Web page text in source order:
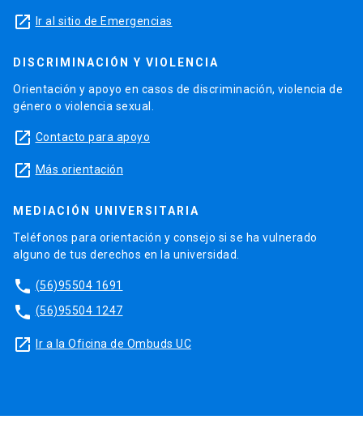
launch Ir al sitio de Emergencias
DISCRIMINACIÓN Y VIOLENCIA
Orientación y apoyo en casos de discriminación, violencia de
género o violencia sexual.
launch Contacto para apoyo
launch Más orientación
MEDIACIÓN UNIVERSITARIA
Teléfonos para orientación y consejo si se ha vulnerado
alguno de tus derechos en la universidad.
phone (56)95504 1691
phone (56)95504 1247
launch Ir a la Oficina de Ombuds UC